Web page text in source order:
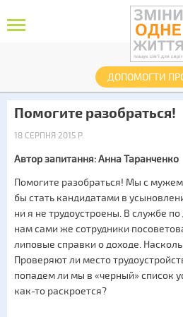
ДОПОМОГТИ
Помогите разобраться!
18 СЕРПНЯ 2015 Р.
Автор запитання: Анна Таранченко
Помогите разобраться! Мы с
бы стать кандидатами в
ни я не трудоустроены. В службе
нам сами же сотрудники
липовые справки о доходе.
Проверяют ли место
попадем ли мы в «черный» список
как-то раскроется?